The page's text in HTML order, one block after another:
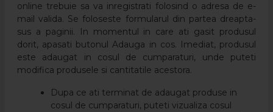
online trebuie sa va inregistrati folosind o adresa de e-
mail valida. Se foloseste formularul din partea dreapta-
sus a paginii. In momentul in care ati gasit produsul
dorit, apasati butonul Adauga in cos. Imediat, produsul
este adaugat in cosul de cumparaturi, unde puteti
modifica produsele si cantitatile acestora.
Dupa ce ati terminat de adaugat produse in
cosul de cumparaturi, puteti vizualiza cosul